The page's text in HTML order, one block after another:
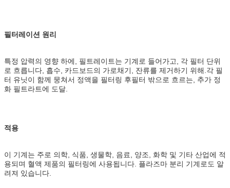
필터레이션 원리
특정 압력의 영향 하에, 필트레이트는 기계로 들어가고, 각 필터 단위
로 흐릅니다, 흡수, 카드보드의 가로채기, 잔류를 제거하기 위해.각 필
터 유닛이 함께 뭉쳐서 정액을 필터링 후필터 밖으로 흐르는, 추가 정
화 필트라트에 도달.
적용
이 기계는 주로 의학, 식품, 생물학, 음료, 양조, 화학 및 기타 산업에 적
용되며 혈액 제품의 필터링에 사용됩니다. 플라즈마 분리 기계로도 알
려져 있습니다.